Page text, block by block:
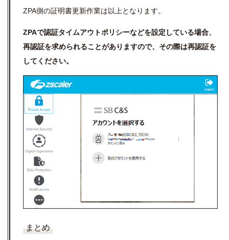
ZPA側の証明書更新作業は以上となります。
ZPAで認証タイムアウトポリシーなどを設定している場合、
再認証を求められることがありますので、その際は再認証を
してください。
まとめ